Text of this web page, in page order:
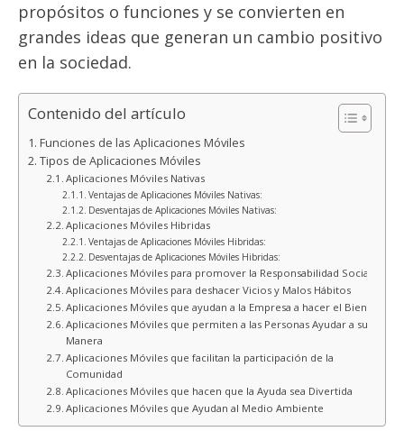
propósitos o funciones y se convierten en
grandes ideas que generan un cambio positivo
en la sociedad.
Contenido del artículo
Funciones de las Aplicaciones Móviles
Tipos de Aplicaciones Móviles
Aplicaciones Móviles Nativas
Ventajas de Aplicaciones Móviles Nativas:
Desventajas de Aplicaciones Móviles Nativas:
Aplicaciones Móviles Hibridas
Ventajas de Aplicaciones Móviles Hibridas:
Desventajas de Aplicaciones Móviles Hibridas:
Aplicaciones Móviles para promover la Responsabilidad Social
Aplicaciones Móviles para deshacer Vicios y Malos Hábitos
Aplicaciones Móviles que ayudan a la Empresa a hacer el Bien
Aplicaciones Móviles que permiten a las Personas Ayudar a su
Manera
Aplicaciones Móviles que facilitan la participación de la
Comunidad
Aplicaciones Móviles que hacen que la Ayuda sea Divertida
Aplicaciones Móviles que Ayudan al Medio Ambiente